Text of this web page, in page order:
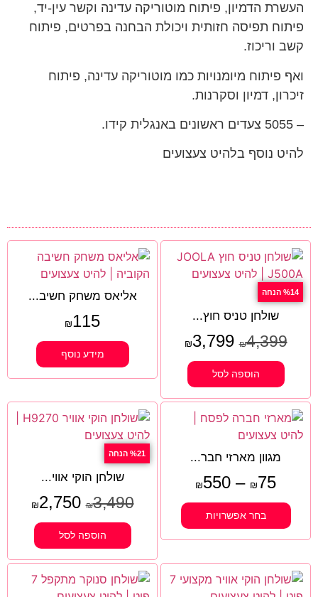
העשרת הדמיון, פיתוח מוטוריקה עדינה וקשר עין-יד,
פיתוח תפיסה חזותית ויכולת הבחנה בפרטים, פיתוח
קשב וריכוז.
ואף פיתוח מיומנויות כמו מוטוריקה עדינה, פיתוח
זיכרון, דמיון וסקרנות.
– 5055 צעדים ראשונים באנגלית קידו.
להיט נוסף בלהיט צעצועים
%14 הנחה
שולחן טניס חוץ...
₪4,399
₪3,799
הוספה לסל
אליאס משחק חשיב...
₪115
מידע נוסף
מגוון מארזי חבר...
₪75
–
₪550
בחר אפשרויות
%21 הנחה
שולחן הוקי אווי...
₪3,490
₪2,750
הוספה לסל